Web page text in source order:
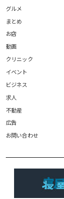
グルメ
まとめ
お店
動画
クリニック
イベント
ビジネス
求人
不動産
広告
お問い合わせ